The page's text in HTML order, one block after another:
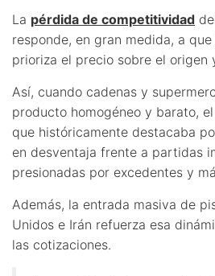
La pérdida de competitividad
responde, en gran medida, a
prioriza el precio sobre el origen
Así, cuando cadenas y
producto homogéneo y barato,
que históricamente destacaba
en desventaja frente a partidas
presionadas por excedentes y
Además, la entrada masiva de
Unidos e Irán refuerza esa
las cotizaciones.